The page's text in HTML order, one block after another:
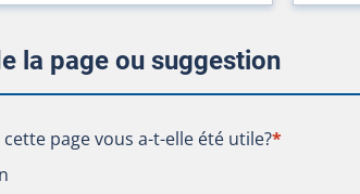
la page ou suggestion
cette page vous a-t-elle été utile?
page vous a-t-elle été utile?*